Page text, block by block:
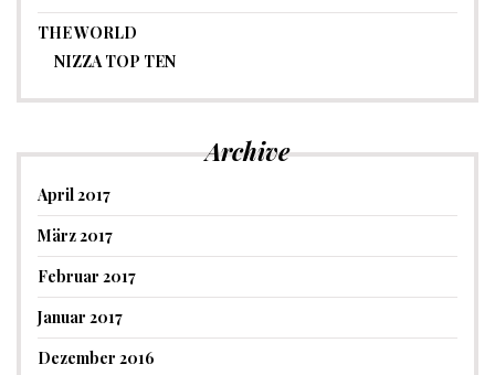
THE WORLD
NIZZA TOP TEN
Archive
April 2017
März 2017
Februar 2017
Januar 2017
Dezember 2016